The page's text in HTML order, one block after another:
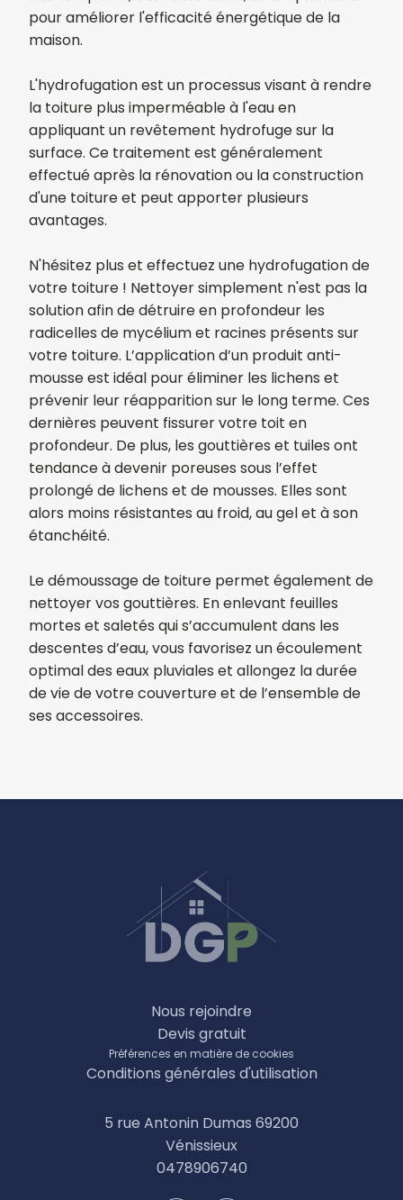
pour améliorer l'efficacité énergétique de la
maison.
L'hydrofugation est un processus visant à rendre
la toiture plus imperméable à l'eau en
appliquant un revêtement hydrofuge sur la
surface. Ce traitement est généralement
effectué après la rénovation ou la construction
d'une toiture et peut apporter plusieurs
avantages.
N'hésitez plus et effectuez une hydrofugation de
votre toiture ! Nettoyer simplement n'est pas la
solution afin de détruire en profondeur les
radicelles de mycélium et racines présents sur
votre toiture. L’application d’un produit anti-
mousse est idéal pour éliminer les lichens et
prévenir leur réapparition sur le long terme. Ces
dernières peuvent fissurer votre toit en
profondeur. De plus, les gouttières et tuiles ont
tendance à devenir poreuses sous l’effet
prolongé de lichens et de mousses. Elles sont
alors moins résistantes au froid, au gel et à son
étanchéité.
Le démoussage de toiture permet également de
nettoyer vos gouttières. En enlevant feuilles
mortes et saletés qui s’accumulent dans les
descentes d’eau, vous favorisez un écoulement
optimal des eaux pluviales et allongez la durée
de vie de votre couverture et de l’ensemble de
ses accessoires.
Nous rejoindre
Devis gratuit
Préférences en matière de cookies
Conditions générales d'utilisation
5 rue Antonin Dumas 69200
Vénissieux
0478906740